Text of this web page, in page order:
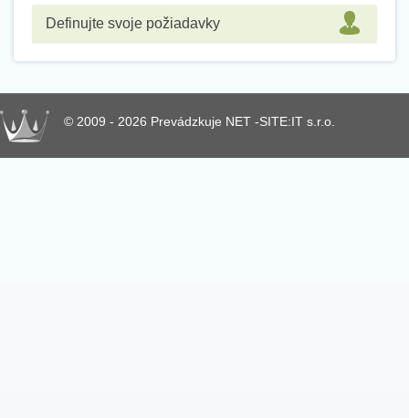
Definujte svoje požiadavky
© 2009 - 2026 Prevádzkuje NET -SITE:IT s.r.o.